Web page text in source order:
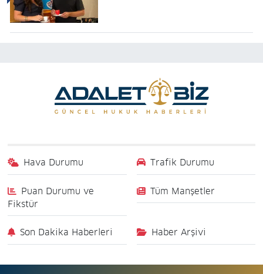
Hava Durumu Trafik Durumu
Puan Durumu ve
Fikstür
Tüm Manşetler
Son Dakika Haberleri Haber Arşivi